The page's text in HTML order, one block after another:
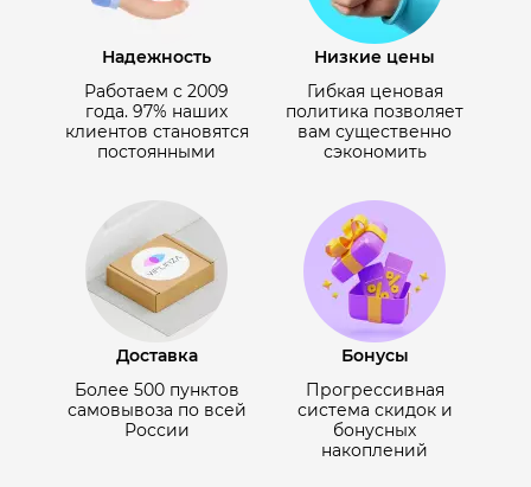
Надежность
Работаем с 2009
года. 97% наших
клиентов становятся
постоянными
Низкие цены
Гибкая ценовая
политика позволяет
вам существенно
сэкономить
Доставка
Более 500 пунктов
самовывоза по всей
России
Бонусы
Прогрессивная
система скидок и
бонусных
накоплений